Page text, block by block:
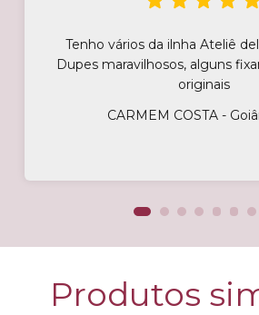
Tenho vários da ilnha Ateliê
Dupes maravilhosos, alguns
originais
CARMEM COSTA -
Produtos